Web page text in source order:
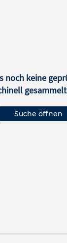
noch keine
Suche öffnen